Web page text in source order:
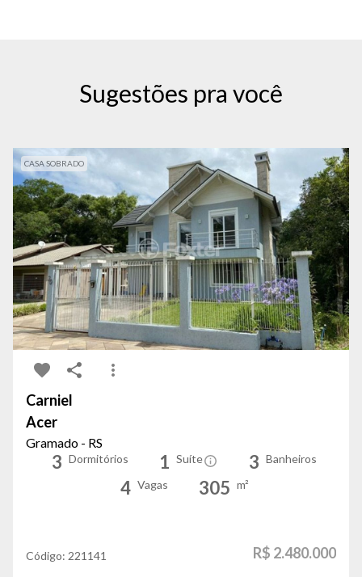
Sugestões pra você
CASA SOBRADO
Carniel
Acer
Gramado - RS
3 Dormitórios 1 Suíte 3 Banheiros
4 Vagas 305 m²
Código: 221141 R$ 2.480.000